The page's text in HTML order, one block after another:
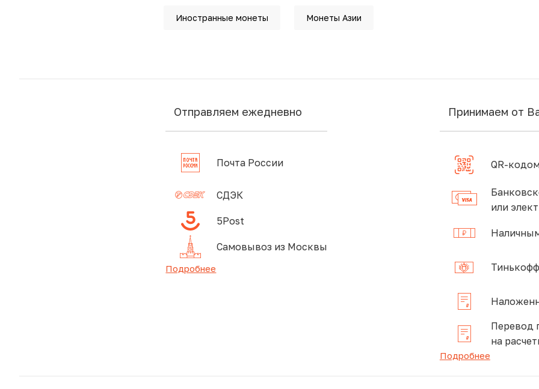
Иностранные монеты Монеты Азии
Отправляем ежедневно
Почта России
СДЭК
5Post
Самовывоз из Москвы
Подробнее
Принимаем от
QR-
или
Перевод
на
Подробнее